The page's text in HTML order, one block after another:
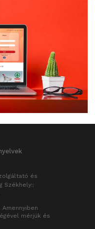
és
Székhely::
mérjük és